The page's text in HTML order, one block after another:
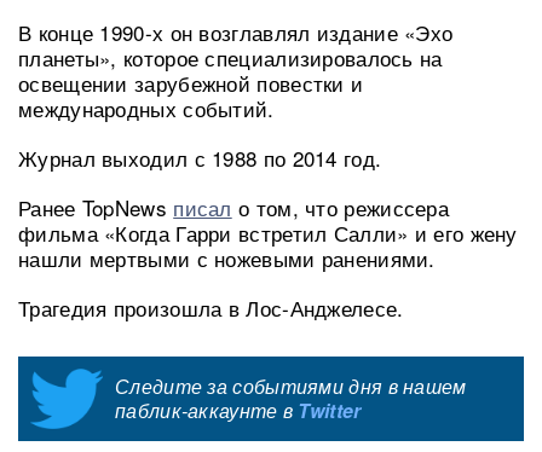
В конце 1990-х он возглавлял издание «Эхо
планеты», которое специализировалось на
освещении зарубежной повестки и
международных событий.
Журнал выходил с 1988 по 2014 год.
Ранее TopNews писал о том, что режиссера
фильма «Когда Гарри встретил Салли» и его жену
нашли мертвыми с ножевыми ранениями.
Трагедия произошла в Лос-Анджелесе.
Следите за событиями дня в нашем
паблик-аккаунте в Twitter